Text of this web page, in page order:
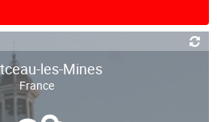
les-Mines
France